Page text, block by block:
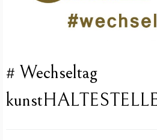
# Wechseltag